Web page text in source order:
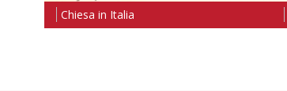
Chiesa in Italia